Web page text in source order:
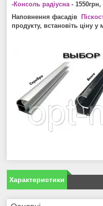
-Консоль радіусна- 1550грн,
Наповнення фасадів
продукту, встановіть ціну у
Характеристики